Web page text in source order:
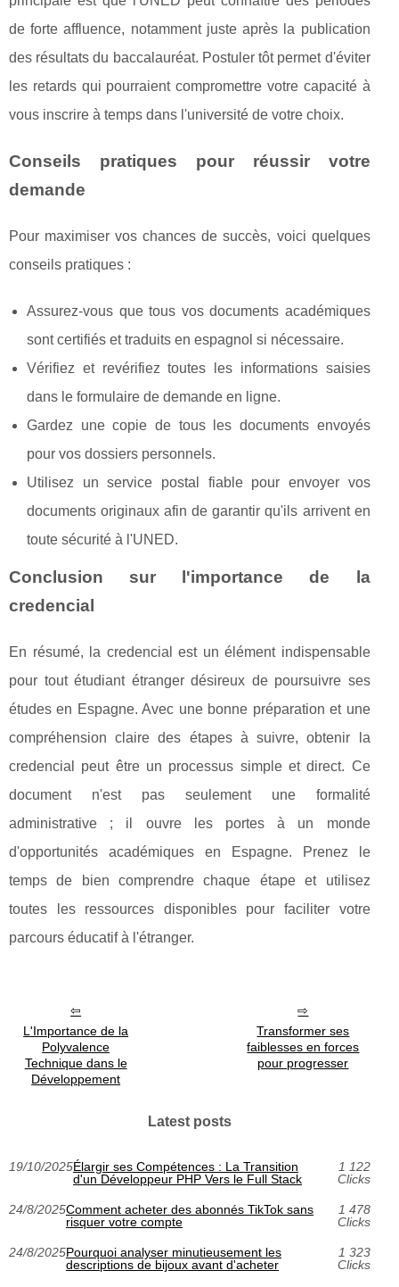
de forte affluence, notamment juste après la publication
des résultats du baccalauréat. Postuler tôt permet d'éviter
les retards qui pourraient compromettre votre capacité à
vous inscrire à temps dans l'université de votre choix.
Conseils pratiques pour réussir votre
demande
Pour maximiser vos chances de succès, voici quelques
conseils pratiques :
Assurez-vous que tous vos documents académiques
sont certifiés et traduits en espagnol si nécessaire.
Vérifiez et revérifiez toutes les informations saisies
dans le formulaire de demande en ligne.
Gardez une copie de tous les documents envoyés
pour vos dossiers personnels.
Utilisez un service postal fiable pour envoyer vos
documents originaux afin de garantir qu'ils arrivent en
toute sécurité à l'UNED.
Conclusion sur l'importance de la
credencial
En résumé, la credencial est un élément indispensable
pour tout étudiant étranger désireux de poursuivre ses
études en Espagne. Avec une bonne préparation et une
compréhension claire des étapes à suivre, obtenir la
credencial peut être un processus simple et direct. Ce
document n'est pas seulement une formalité
administrative ; il ouvre les portes à un monde
d'opportunités académiques en Espagne. Prenez le
temps de bien comprendre chaque étape et utilisez
toutes les ressources disponibles pour faciliter votre
parcours éducatif à l'étranger.
L'Importance de la
Polyvalence
Technique dans le
Développement
Transformer ses
faiblesses en forces
pour progresser
Latest posts
19/10/2025Élargir ses Compétences : La Transition
d'un Développeur PHP Vers le Full Stack
1 122
Clicks
24/8/2025Comment acheter des abonnés TikTok sans
risquer votre compte
1 478
Clicks
24/8/2025Pourquoi analyser minutieusement les
descriptions de bijoux avant d'acheter
1 323
Clicks